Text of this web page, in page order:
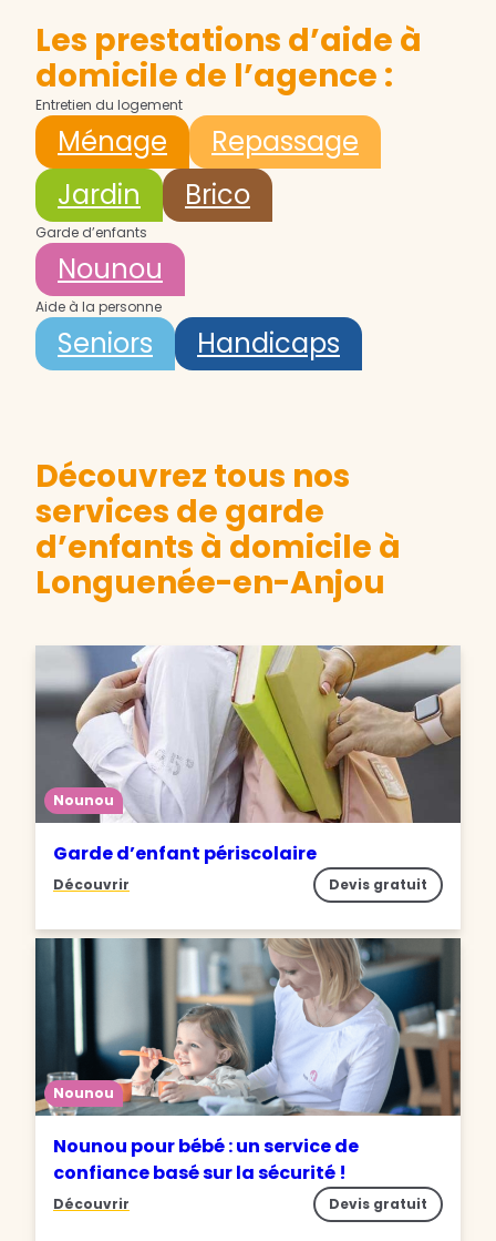
Les prestations d’aide à
domicile de l’agence :
Entretien du logement
Ménage
Repassage
Jardin
Brico
Garde d’enfants
Nounou
Aide à la personne
Seniors Handicaps
Découvrez tous nos
services de garde
d’enfants à domicile à
Longuenée-en-Anjou
Nounou
Garde d’enfant périscolaire
Découvrir Devis gratuit
Nounou
Nounou pour bébé : un service de
confiance basé sur la sécurité !
Découvrir Devis gratuit